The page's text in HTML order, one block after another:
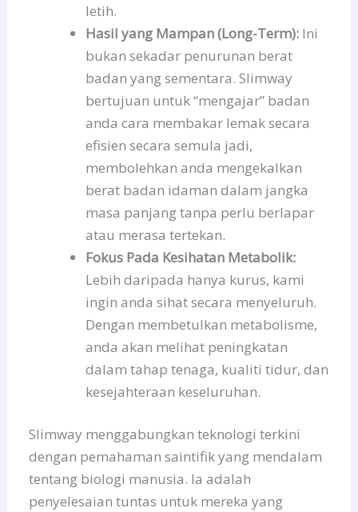
letih.
Hasil yang Mampan (Long-Term): Ini
bukan sekadar penurunan berat
badan yang sementara. Slimway
bertujuan untuk “mengajar” badan
anda cara membakar lemak secara
efisien secara semula jadi,
membolehkan anda mengekalkan
berat badan idaman dalam jangka
masa panjang tanpa perlu berlapar
atau merasa tertekan.
Fokus Pada Kesihatan Metabolik:
Lebih daripada hanya kurus, kami
ingin anda sihat secara menyeluruh.
Dengan membetulkan metabolisme,
anda akan melihat peningkatan
dalam tahap tenaga, kualiti tidur, dan
kesejahteraan keseluruhan.
Slimway menggabungkan teknologi terkini
dengan pemahaman saintifik yang mendalam
tentang biologi manusia. Ia adalah
penyelesaian tuntas untuk mereka yang